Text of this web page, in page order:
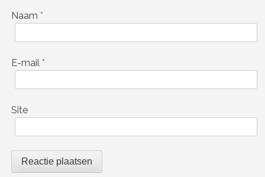
Naam *
E-mail *
Site